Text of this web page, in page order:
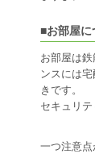
■お部屋に
お部屋は
ンスには
きです。
セキュリ
一つ注意